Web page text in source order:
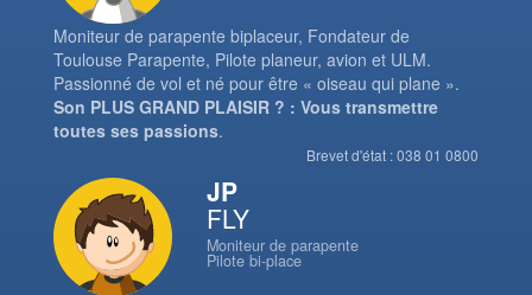
Moniteur de parapente biplaceur, Fondateur de
Toulouse Parapente, Pilote planeur, avion et ULM.
Passionné de vol et né pour être « oiseau qui plane ».
Son PLUS GRAND PLAISIR ? : Vous transmettre
toutes ses passions.
Brevet d'état : 038 01 0800
JP
FLY
Moniteur de parapente
Pilote bi-place